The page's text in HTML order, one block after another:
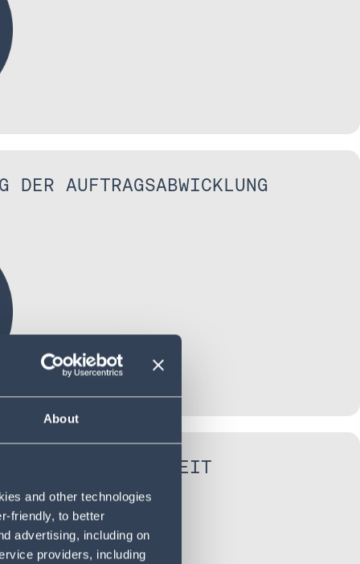
About
and other technologies
friendly, to better
advertising, including on
providers, including
DER AUFTRAGSABWICKLUNG